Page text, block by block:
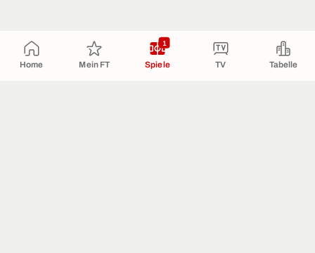
Home Mein FT Spiele
1
TV Tabelle